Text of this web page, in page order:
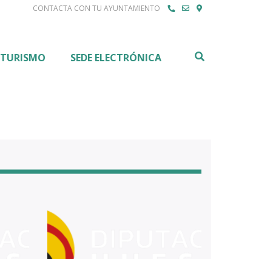
CONTACTA CON TU AYUNTAMIENTO
TURISMO SEDE ELECTRÓNICA